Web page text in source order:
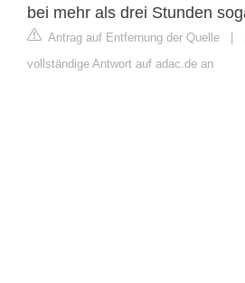
bei mehr als drei Stunden
Antrag auf Entfernung der Quelle |
vollständige Antwort auf adac.de an